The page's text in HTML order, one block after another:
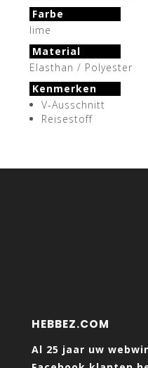
Farbe
lime
Material
Elasthan / Polyester
Kenmerken
V-Ausschnitt
Reisestoff
HEBBEZ.COM
Al 25 jaar uw